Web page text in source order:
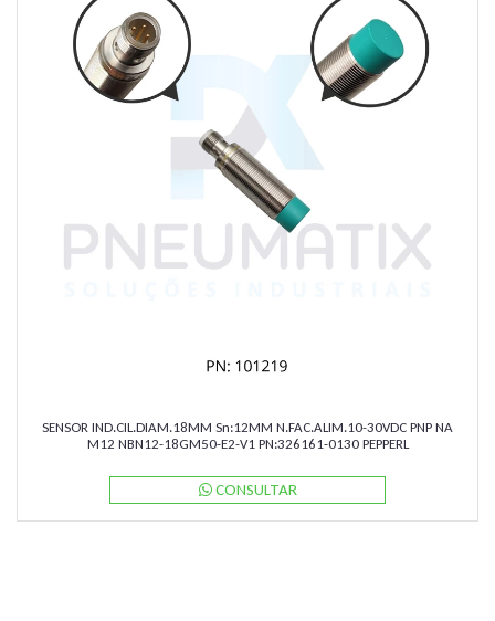
SENSOR IND.CIL.DIAM.18MM Sn:12MM N.FAC.ALIM.10-30VDC PNP NA
M12 NBN12-18GM50-E2-V1 PN:326161-0130 PEPPERL
CONSULTAR